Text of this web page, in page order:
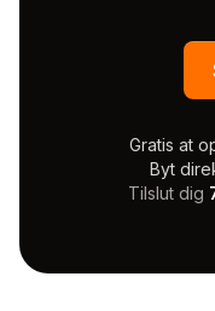
Gratis at
Byt
Tilslut dig